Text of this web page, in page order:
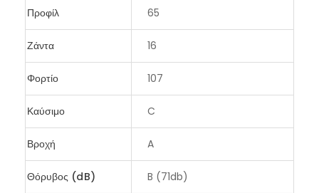
Προφίλ 65
Ζάντα 16
Φορτίο 107
Καύσιμο C
Βροχή A
Θόρυβος (dB) B (71db)